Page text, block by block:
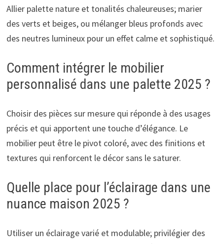
Allier palette nature et tonalités chaleureuses; marier
des verts et beiges, ou mélanger bleus profonds avec
des neutres lumineux pour un effet calme et sophistiqué.
Comment intégrer le mobilier
personnalisé dans une palette 2025 ?
Choisir des pièces sur mesure qui réponde à des usages
précis et qui apportent une touche d’élégance. Le
mobilier peut être le pivot coloré, avec des finitions et
textures qui renforcent le décor sans le saturer.
Quelle place pour l’éclairage dans une
nuance maison 2025 ?
Utiliser un éclairage varié et modulable; privilégier des